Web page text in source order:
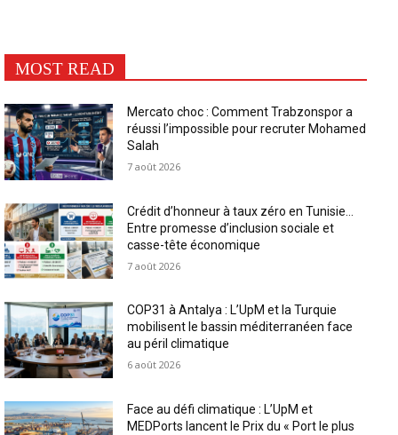
MOST READ
Mercato choc : Comment Trabzonspor a
réussi l’impossible pour recruter Mohamed
Salah
7 août 2026
Crédit d’honneur à taux zéro en Tunisie…
Entre promesse d’inclusion sociale et
casse-tête économique
7 août 2026
COP31 à Antalya : L’UpM et la Turquie
mobilisent le bassin méditerranéen face
au péril climatique
6 août 2026
Face au défi climatique : L’UpM et
MEDPorts lancent le Prix du « Port le plus